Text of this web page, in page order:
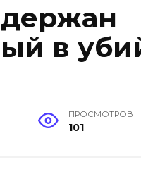
в
ПРОСМОТРОВ
101